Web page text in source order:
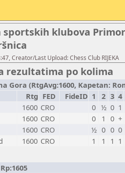
sportskih klubova
Creator/Last Upload: Chess Club RIJEKA
rezultatima po kolima
Gora (RtgAvg:1600, Kapetan:
Rtg FED FideID 1 2 3 4
1600 CRO 0 ½ 0 1
1600 CRO 0 1 0 +
1600 CRO ½ 0 0 0
1600 CRO 1 1 1 1